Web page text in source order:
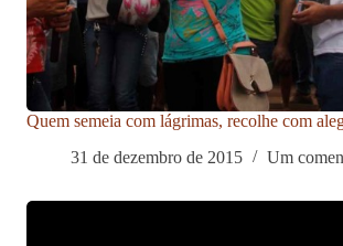
Quem semeia com lágrimas, recolhe com
31 de dezembro de 2015
Um